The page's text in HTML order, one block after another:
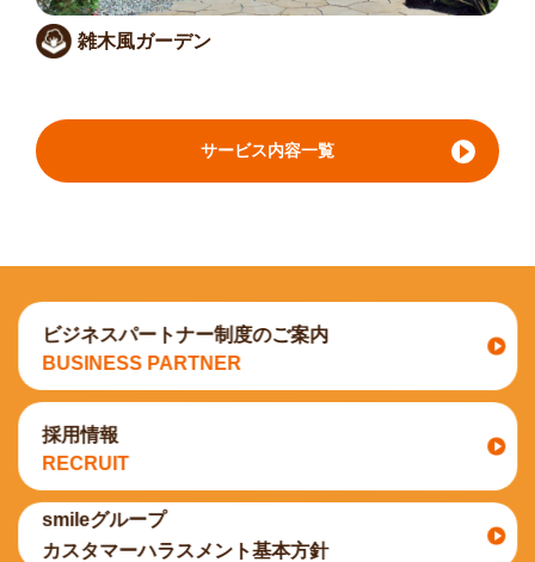
雑木風ガーデン
サービス内容一覧
ビジネスパートナー制度のご案内
BUSINESS PARTNER
採用情報
RECRUIT
smileグループ
カスタマーハラスメント基本方針